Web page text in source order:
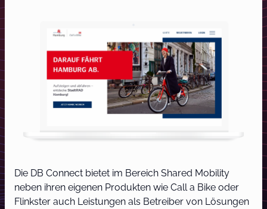
Die DB Connect bietet im Bereich Shared Mobility
neben ihren eigenen Produkten wie Call a Bike oder
Flinkster auch Leistungen als Betreiber von Lösungen